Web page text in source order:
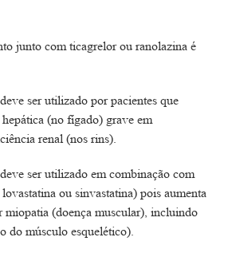
junto com ticagrelor ou ranolazina é
ser utilizado por pacientes que
(no fígado) grave em
renal (nos rins).
ser utilizado em combinação com
ou sinvastatina) pois aumenta
miopatia (doença muscular), incluindo
do músculo esquelético).